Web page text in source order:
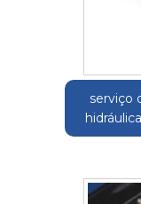
serviço